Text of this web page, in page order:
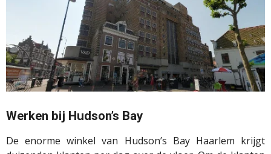
Werken bij Hudson’s Bay
De enorme winkel van Hudson’s Bay Haarlem krijgt